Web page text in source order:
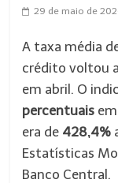
29 de maio de
A taxa média
crédito voltou
em abril. O
percentuais
era de 428,4%
Estatísticas
Banco Central.